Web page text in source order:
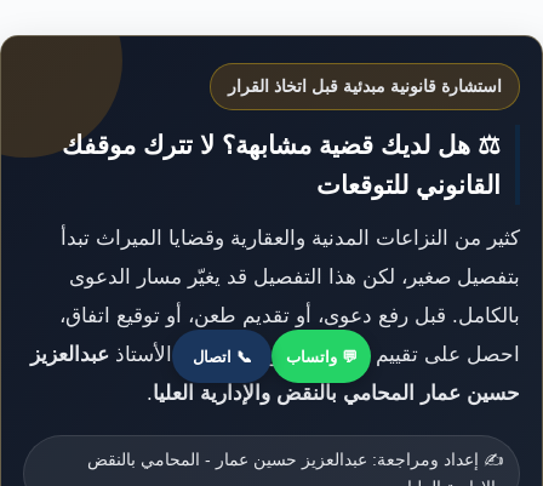
استشارة قانونية مبدئية قبل اتخاذ القرار
⚖️ هل لديك قضية مشابهة؟ لا تترك موقفك
القانوني للتوقعات
كثير من النزاعات المدنية والعقارية وقضايا الميراث تبدأ
بتفصيل صغير، لكن هذا التفصيل قد يغيّر مسار الدعوى
بالكامل. قبل رفع دعوى، أو تقديم طعن، أو توقيع اتفاق،
احصل على تقييم قانوني دقيق من مكتب الأستاذ عبدالعزيز
حسين عمار المحامي بالنقض والإدارية العليا.
✍️ إعداد ومراجعة: عبدالعزيز حسين عمار - المحامي بالنقض
💬 واتساب 📞 اتصال